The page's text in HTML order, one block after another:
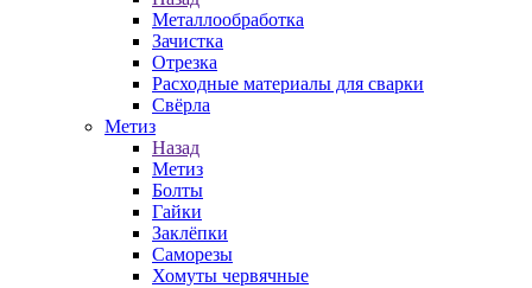
Металлообработка
Зачистка
Отрезка
Расходные материалы для сварки
Свёрла
Метиз
Назад
Метиз
Болты
Гайки
Заклёпки
Саморезы
Хомуты червячные